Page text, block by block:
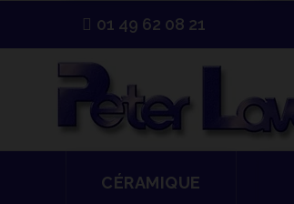
01 49 62 08 21
CÉRAMIQUE